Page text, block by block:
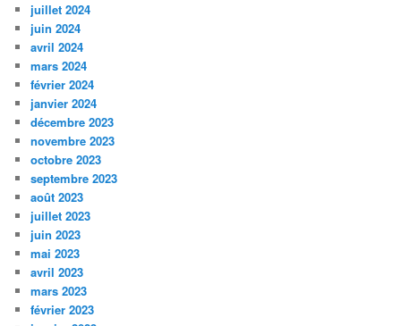
juillet 2024
juin 2024
avril 2024
mars 2024
février 2024
janvier 2024
décembre 2023
novembre 2023
octobre 2023
septembre 2023
août 2023
juillet 2023
juin 2023
mai 2023
avril 2023
mars 2023
février 2023